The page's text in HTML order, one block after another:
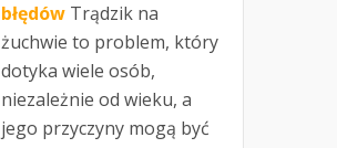
błędów Trądzik na
żuchwie to problem, który
dotyka wiele osób,
niezależnie od wieku, a
jego przyczyny mogą być